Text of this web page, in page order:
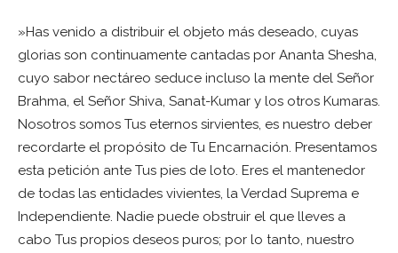
»Has venido a distribuir el objeto más deseado, cuyas
glorias son continuamente cantadas por Ananta Shesha,
cuyo sabor nectáreo seduce incluso la mente del Señor
Brahma, el Señor Shiva, Sanat-Kumar y los otros Kumaras.
Nosotros somos Tus eternos sirvientes, es nuestro deber
recordarte el propósito de Tu Encarnación. Presentamos
esta petición ante Tus pies de loto. Eres el mantenedor
de todas las entidades vivientes, la Verdad Suprema e
Independiente. Nadie puede obstruir el que lleves a
cabo Tus propios deseos puros; por lo tanto, nuestro